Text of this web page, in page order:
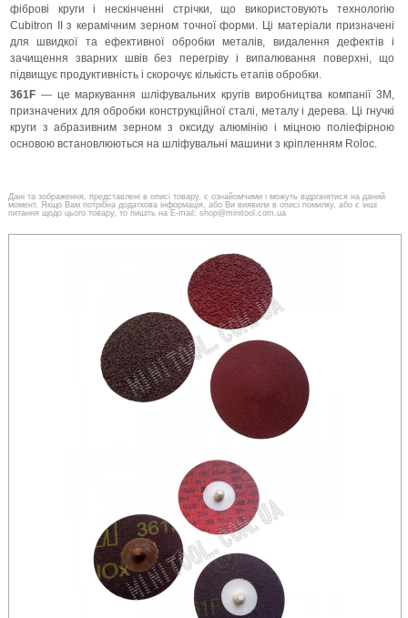
фіброві круги і нескінченні стрічки, що використовують технологію
Cubitron II з керамічним зерном точної форми. Ці матеріали призначені
для швидкої та ефективної обробки металів, видалення дефектів і
зачищення зварних швів без перегріву і випалювання поверхні, що
підвищує продуктивність і скорочує кількість етапів обробки.
361F— це маркування шліфувальних кругів виробництва компанії 3M,
призначених для обробки конструкційної сталі, металу і дерева. Ці гнучкі
круги з абразивним зерном з оксиду алюмінію і міцною поліефірною
основою встановлюються на шліфувальні машини з кріпленням Roloc.
Дані та зображення, представлені в описі товару, є ознайомчими і можуть відрізнятися на даний
момент. Якщо Вам потрібна додаткова інформація, або Ви виявили в описі помилку, або є інші
питання щодо цього товару, то пишіть на E-mail: shop@minitool.com.ua